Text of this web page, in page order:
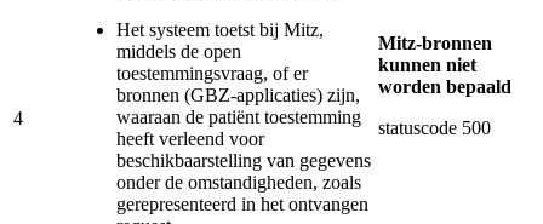
4
Het systeem toetst bij Mitz,
middels de open
toestemmingsvraag, of er
bronnen (GBZ-applicaties) zijn,
waaraan de patiënt toestemming
heeft verleend voor
beschikbaarstelling van gegevens
onder de omstandigheden, zoals
gerepresenteerd in het ontvangen
Mitz-bronnen
kunnen niet
worden bepaald
statuscode 500